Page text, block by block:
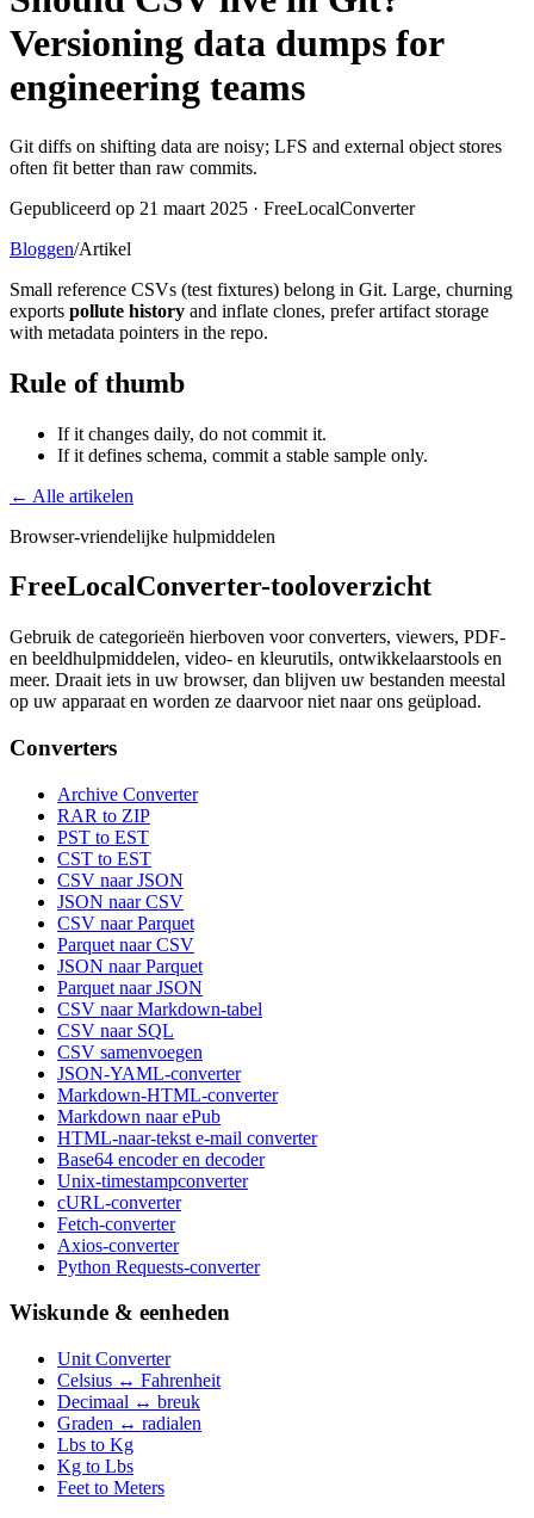
Versioning data dumps for
engineering teams
Git diffs on shifting data are noisy; LFS and external object stores
often fit better than raw commits.
Gepubliceerd op 21 maart 2025 · FreeLocalConverter
Bloggen/Artikel
Small reference CSVs (test fixtures) belong in Git. Large, churning
exports pollute history and inflate clones, prefer artifact storage
with metadata pointers in the repo.
Rule of thumb
If it changes daily, do not commit it.
If it defines schema, commit a stable sample only.
← Alle artikelen
Browser-vriendelijke hulpmiddelen
FreeLocalConverter-tooloverzicht
Gebruik de categorieën hierboven voor converters, viewers, PDF-
en beeldhulpmiddelen, video- en kleurutils, ontwikkelaarstools en
meer. Draait iets in uw browser, dan blijven uw bestanden meestal
op uw apparaat en worden ze daarvoor niet naar ons geüpload.
Converters
Archive Converter
RAR to ZIP
PST to EST
CST to EST
CSV naar JSON
JSON naar CSV
CSV naar Parquet
Parquet naar CSV
JSON naar Parquet
Parquet naar JSON
CSV naar Markdown-tabel
CSV naar SQL
CSV samenvoegen
JSON-YAML-converter
Markdown-HTML-converter
Markdown naar ePub
HTML-naar-tekst e-mail converter
Base64 encoder en decoder
Unix-timestampconverter
cURL-converter
Fetch-converter
Axios-converter
Python Requests-converter
Wiskunde & eenheden
Unit Converter
Celsius ↔ Fahrenheit
Decimaal ↔ breuk
Graden ↔ radialen
Lbs to Kg
Kg to Lbs
Feet to Meters